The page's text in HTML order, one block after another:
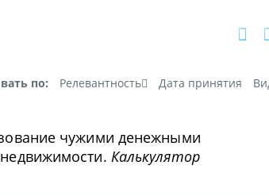
по: Релевантность Дата принятия
чужими денежными
Калькулятор